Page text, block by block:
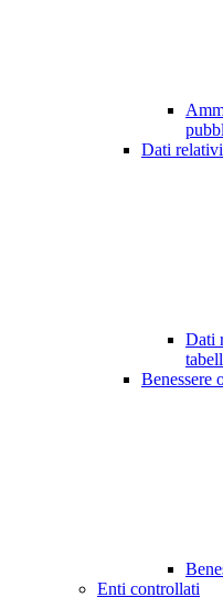
Dati
Dati
Benessere
Enti controllati